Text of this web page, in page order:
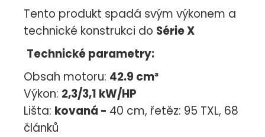
Tento produkt spadá svým výkonem a
technické konstrukci do Série X
Technické parametry:
Obsah motoru: 42.9 cm³
Výkon: 2,3/3,1 kW/HP
Lišta: kovaná - 40 cm, řetěz: 95 TXL, 68
článků